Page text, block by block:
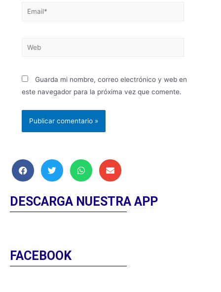
Guarda mi nombre, correo electrónico y web en
este navegador para la próxima vez que comente.
DESCARGA NUESTRA APP
FACEBOOK